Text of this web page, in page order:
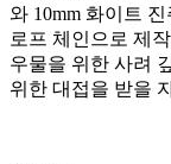
와 10mm 화이트
로프 체인으로 제
우물을 위한 사려
위한 대접을 받을